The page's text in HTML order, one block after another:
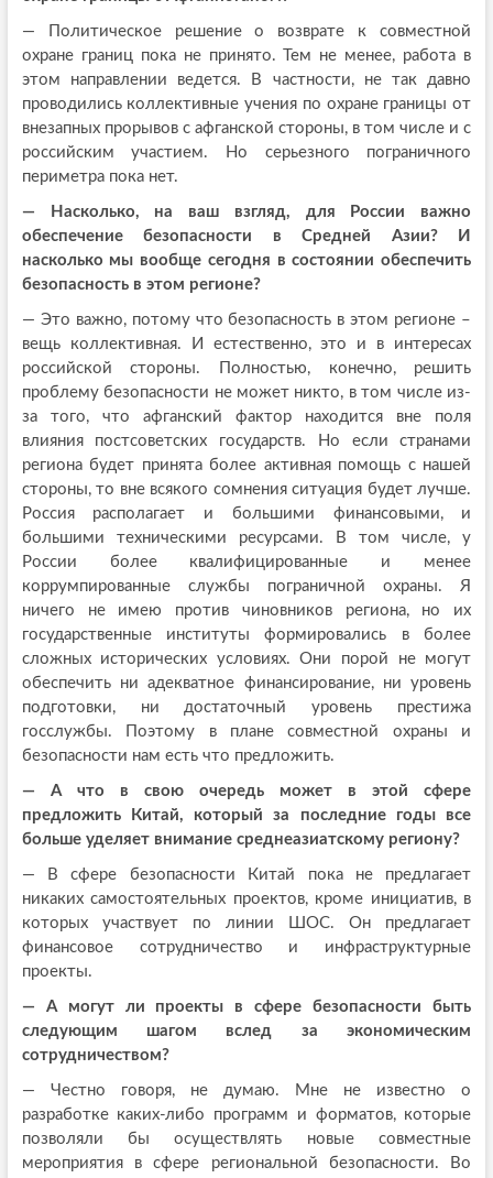
— Политическое решение о возврате к совместной
охране границ пока не принято. Тем не менее, работа в
этом направлении ведется. В частности, не так давно
проводились коллективные учения по охране границы от
внезапных прорывов с афганской стороны, в том числе и с
российским участием. Но серьезного пограничного
периметра пока нет.
— Насколько, на ваш взгляд, для России важно
обеспечение безопасности в Средней Азии? И
насколько мы вообще сегодня в состоянии обеспечить
безопасность в этом регионе?
— Это важно, потому что безопасность в этом регионе –
вещь коллективная. И естественно, это и в интересах
российской стороны. Полностью, конечно, решить
проблему безопасности не может никто, в том числе из-
за того, что афганский фактор находится вне поля
влияния постсоветских государств. Но если странами
региона будет принята более активная помощь с нашей
стороны, то вне всякого сомнения ситуация будет лучше.
Россия располагает и большими финансовыми, и
большими техническими ресурсами. В том числе, у
России более квалифицированные и менее
коррумпированные службы пограничной охраны. Я
ничего не имею против чиновников региона, но их
государственные институты формировались в более
сложных исторических условиях. Они порой не могут
обеспечить ни адекватное финансирование, ни уровень
подготовки, ни достаточный уровень престижа
госслужбы. Поэтому в плане совместной охраны и
безопасности нам есть что предложить.
— А что в свою очередь может в этой сфере
предложить Китай, который за последние годы все
больше уделяет внимание среднеазиатскому региону?
— В сфере безопасности Китай пока не предлагает
никаких самостоятельных проектов, кроме инициатив, в
которых участвует по линии ШОС. Он предлагает
финансовое сотрудничество и инфраструктурные
проекты.
— А могут ли проекты в сфере безопасности быть
следующим шагом вслед за экономическим
сотрудничеством?
— Честно говоря, не думаю. Мне не известно о
разработке каких-либо программ и форматов, которые
позволяли бы осуществлять новые совместные
мероприятия в сфере региональной безопасности. Во